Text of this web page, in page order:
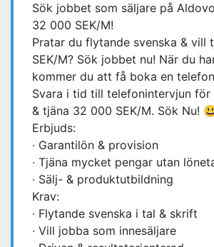
Sök jobbet som säljare på
32 000 SEK/M!
Pratar du flytande svenska & vill
SEK/M? Sök jobbet nu! När du
kommer du att få boka en
Svara i tid till telefonintervjun
& tjäna 32 000 SEK/M. Sök Nu!
Erbjuds:
∙ Garantilön & provision
∙ Tjäna mycket pengar utan
∙ Sälj- & produktutbildning
Krav:
∙ Flytande svenska i tal & skrift
∙ Vill jobba som innesäljare